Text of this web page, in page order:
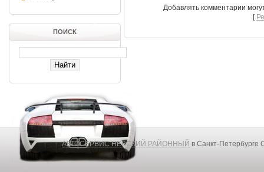
ПОИСК
Добавлять комментарии
[
АВТОСЕРВИС НЕВСКИЙ РАЙОННЫЙ в Санкт-Петербурге